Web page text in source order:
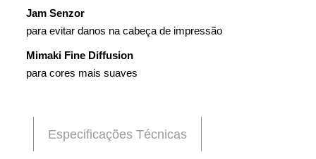
Jam Senzor
para evitar danos na cabeça de impressão
Mimaki Fine Diffusion
para cores mais suaves
Especificações Técnicas